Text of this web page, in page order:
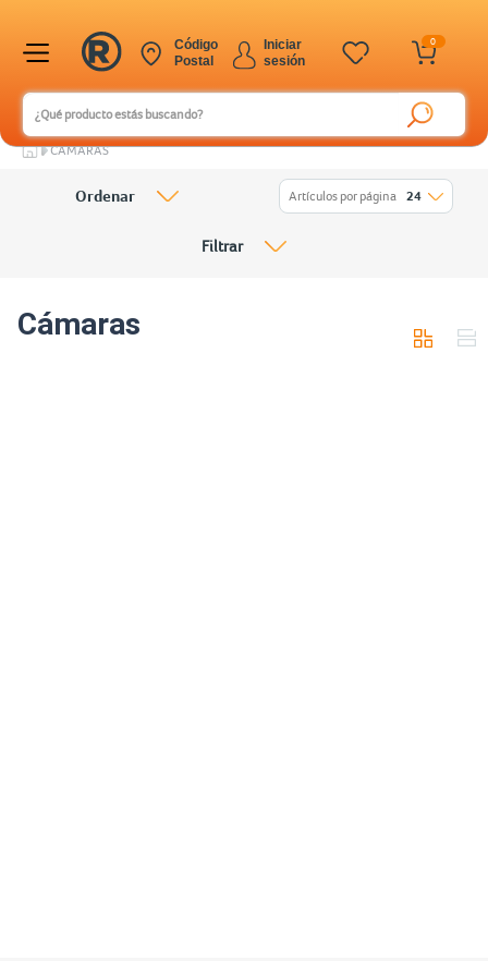
0
Iniciar
sesión
Código
Postal
CÁMARAS
Cámaras
Ordenar Artículos por página 24
Filtrar